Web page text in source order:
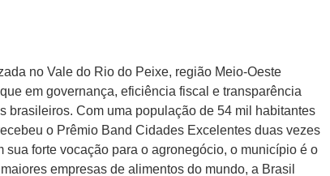
no Vale do Rio do Peixe, região Meio-Oeste
em governança, eficiência fiscal e transparência
brasileiros. Com uma população de 54 mil habitantes
o Prêmio Band Cidades Excelentes duas vezes
sua forte vocação para o agronegócio, o município é o
empresas de alimentos do mundo, a Brasil